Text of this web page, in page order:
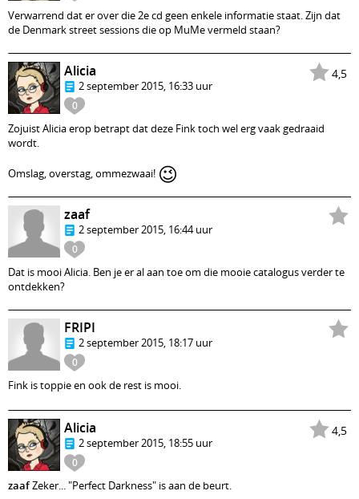
Verwarrend dat er over die 2e cd geen enkele informatie staat. Zijn dat
de Denmark street sessions die op MuMe vermeld staan?
4,5
0
Alicia
2 september 2015, 16:33 uur
Zojuist Alicia erop betrapt dat deze Fink toch wel erg vaak gedraaid
wordt.
Omslag, overstag, ommezwaai! 😉
0
zaaf
2 september 2015, 16:44 uur
Dat is mooi Alicia. Ben je er al aan toe om die mooie catalogus verder te
ontdekken?
0
FRIPI
2 september 2015, 18:17 uur
Fink is toppie en ook de rest is mooi.
4,5
0
Alicia
2 september 2015, 18:55 uur
zaafZeker... "Perfect Darkness" is aan de beurt.